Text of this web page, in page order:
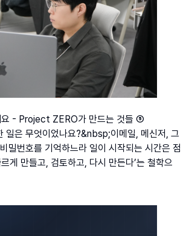
요 - Project ZERO가 만드는 것들 ⑤
일은 무엇이었나요?&nbsp;이메일, 메신저, 그
밀번호를 기억하느라 일이 시작되는 시간은 점
게 만들고, 검토하고, 다시 만든다’는 철학으